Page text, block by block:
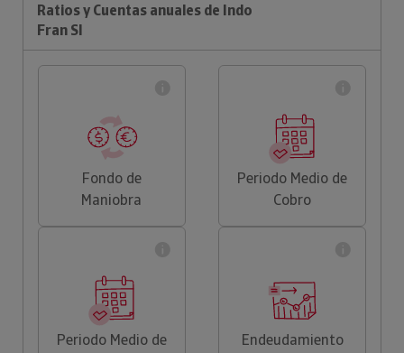
Ratios y Cuentas anuales de Indo
Fran Sl
Fondo de
Maniobra
Periodo Medio de
Cobro
Periodo Medio de
Endeudamiento